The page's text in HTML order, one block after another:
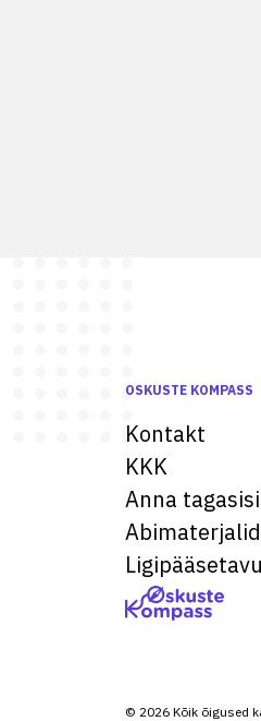
OSKUSTE KOMPASS
Kontakt
KKK
Anna
Abimaterjalid
© 2026 Kõik õigused